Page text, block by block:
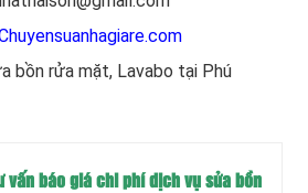
bồn rửa mặt, Lavabo tại Phú
vấn báo giá chi phí dịch vụ sửa bồn